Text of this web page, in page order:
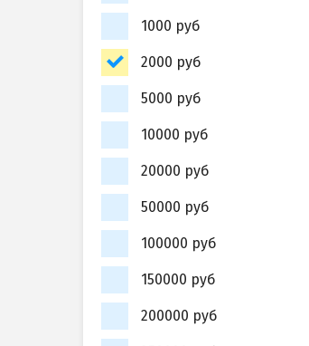
1000 руб
2000 руб
5000 руб
10000 руб
20000 руб
50000 руб
100000 руб
150000 руб
200000 руб